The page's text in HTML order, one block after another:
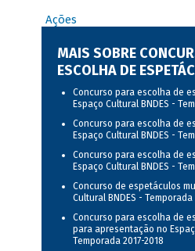
Ações
MAIS SOBRE
ESCOLHA DE
Concurso para escolha de
Espaço Cultural BNDES -
Concurso para escolha de
Espaço Cultural BNDES -
Concurso para escolha de
Espaço Cultural BNDES -
Concurso de espetáculos
Cultural BNDES - Temporada
Concurso para escolha de
para apresentação no
Temporada 2017-2018